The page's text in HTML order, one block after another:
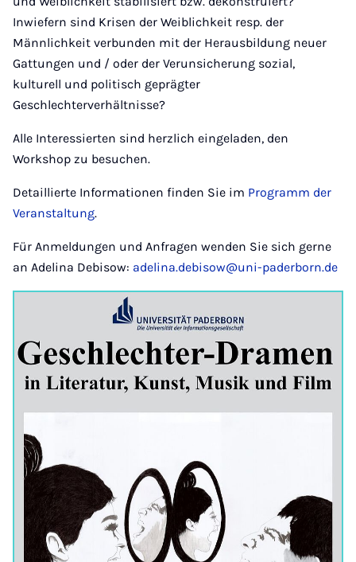
Inwiefern sind Krisen der Weiblichkeit resp. der
Männlichkeit verbunden mit der Herausbildung neuer
Gattungen und / oder der Verunsicherung sozial,
kulturell und politisch geprägter
Geschlechterverhältnisse?
Alle Interessierten sind herzlich eingeladen, den
Workshop zu besuchen.
Detaillierte Informationen finden Sie im Programm der
Veranstaltung.
Für Anmeldungen und Anfragen wenden Sie sich gerne
an Adelina Debisow: adelina.debisow@uni-paderborn.de